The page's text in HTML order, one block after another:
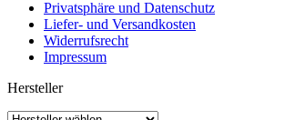
Privatsphäre und Datenschutz
Liefer- und Versandkosten
Widerrufsrecht
Impressum
Hersteller